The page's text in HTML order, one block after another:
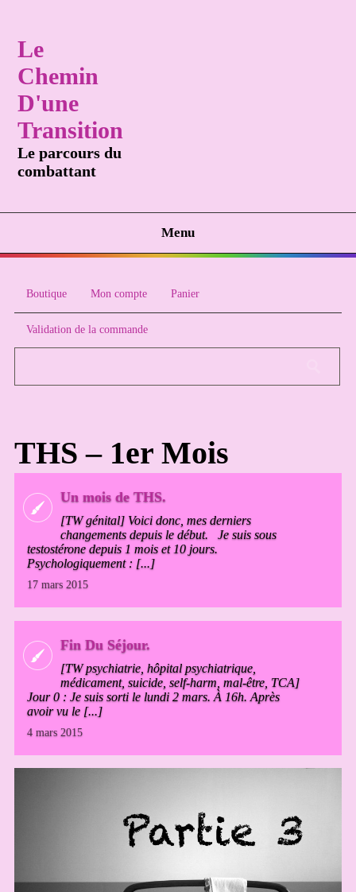
Le
Chemin
D'une
Transition
Le parcours du
combattant
Menu
Boutique Mon compte Panier
Validation de la commande
THS – 1er Mois
Un mois de THS.
[TW génital] Voici donc, mes derniers
changements depuis le début. Je suis sous
testostérone depuis 1 mois et 10 jours.
Psychologiquement : [...]
17 mars 2015
Fin Du Séjour.
[TW psychiatrie, hôpital psychiatrique,
médicament, suicide, self-harm, mal-être, TCA]
Jour 0 : Je suis sorti le lundi 2 mars. À 16h. Après
avoir vu le [...]
4 mars 2015